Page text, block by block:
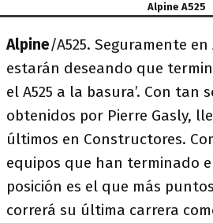
Alpine A525
Alpine/A525. Seguramente
estarán deseando que
el A525 a la basura’. Con tan
obtenidos por Pierre Gasly,
últimos en Constructores.
equipos que han terminado
posición es el que más
correrá su última carrera